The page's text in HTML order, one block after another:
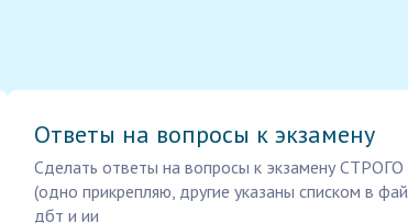
Ответы на вопросы к экзамену
Сделать ответы на вопросы к экзамену СТРОГО
(одно прикрепляю, другие указаны списком в
дбт и ии